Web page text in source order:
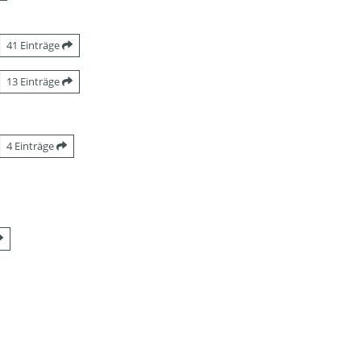
41 Einträge
13 Einträge
4 Einträge